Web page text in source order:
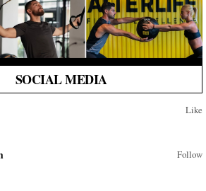
SOCIAL MEDIA
Like
Follow